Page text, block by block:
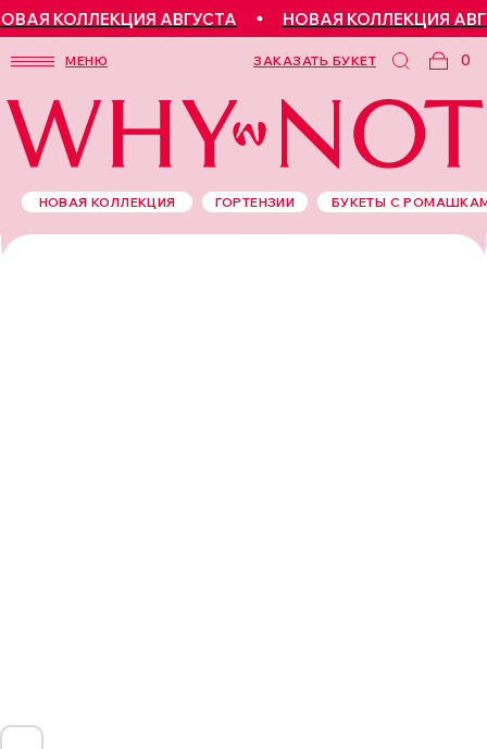
КОЛЛЕКЦИЯ АВГУСТА НОВАЯ КОЛЛЕКЦИЯ
МЕНЮ 0
ЗАКАЗАТЬ БУКЕТ
БУКЕТЫ С
НОВАЯ КОЛЛЕКЦИЯ ГОРТЕНЗИИ